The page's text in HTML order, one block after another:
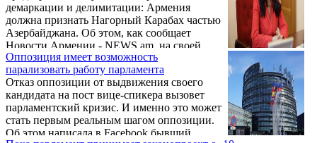
демаркации и делимитации: Армения
должна признать Нагорный Карабах частью
Азербайджана. Об этом, как сообщает
Новости Армении - NEWS.am, на своей
странице в Facebook написала бывший
депутат Наира Зограбян.
Оппозиция имеет возможность
парализовать работу парламента
Отказ оппозиции от выдвижения своего
кандидата на пост вице-спикера вызовет
парламентский кризис. И именно это может
стать первым реальным шагом оппозиции.
Об этом написала в Facebook бывший